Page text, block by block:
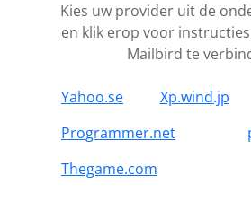
Kies uw provider uit de
en klik erop voor
Mailbird te
Yahoo.se Xp.wind.jp
Programmer.net
Thegame.com